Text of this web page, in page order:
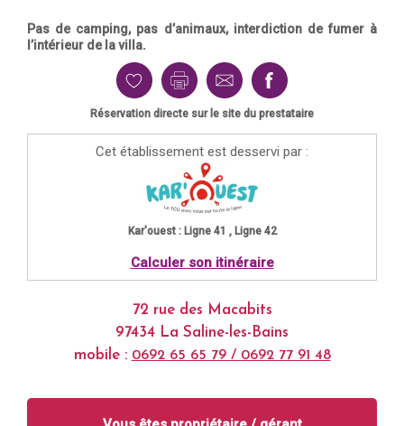
Pas de camping, pas d’animaux, interdiction de fumer à
l’intérieur de la villa.
Réservation directe sur le site du prestataire
Cet établissement est desservi par :
Kar'ouest : Ligne 41 , Ligne 42
Calculer son itinéraire
72 rue des Macabits
97434 La Saline-les-Bains
mobile : 0692 65 65 79 / 0692 77 91 48